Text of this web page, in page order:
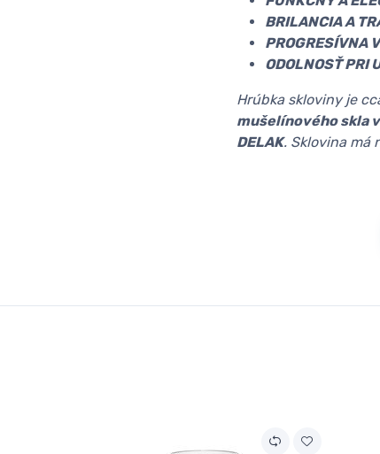
BRILANCIA A
PROGRESÍVNA
ODOLNOSŤ PRI
Hrúbka skloviny je
mušelínového skla
DELAK. Sklovina má